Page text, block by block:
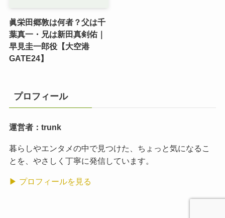
眞栄田郷敦は何者？父は千
葉真一・兄は新田真剣佑｜
早見圭一郎役【大空港
GATE24】
プロフィール
運営者：trunk
暮らしやエンタメの中で見つけた、ちょっと気になるこ
とを、やさしく丁寧に発信しています。
▶ プロフィールを見る